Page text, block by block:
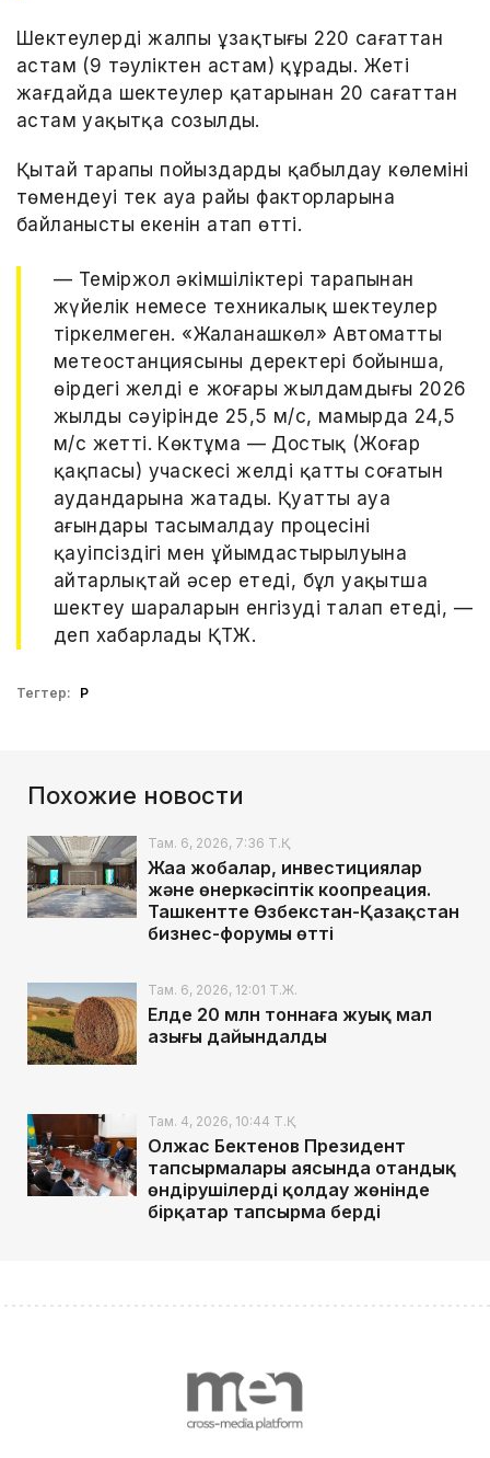
Шектеулердің жалпы ұзақтығы 220 сағаттан
астам (9 тәуліктен астам) құрады. Жеті
жағдайда шектеулер қатарынан 20 сағаттан
астам уақытқа созылды.
Қытай тарапы пойыздарды қабылдау көлемінің
төмендеуі тек ауа райы факторларына
байланысты екенін атап өтті.
— Теміржол әкімшіліктері тарапынан
жүйелік немесе техникалық шектеулер
тіркелмеген. «Жаланашкөл» Автоматты
метеостанциясының деректері бойынша,
өңірдегі желдің ең жоғары жылдамдығы 2026
жылдың сәуірінде 25,5 м/с, мамырда 24,5
м/с жетті. Көктұма — Достық (Жоңғар
қақпасы) учаскесі желдің қатты соғатын
аудандарына жатады. Қуатты ауа
ағындары тасымалдау процесінің
қауіпсіздігі мен ұйымдастырылуына
айтарлықтай әсер етеді, бұл уақытша
шектеу шараларын енгізуді талап етеді, —
деп хабарлады ҚТЖ.
Тегтер: ҚР
Похожие новости
Там. 6, 2026, 7:36 Т.Қ.
Жаңа жобалар, инвестициялар
және өнеркәсіптік коопреация.
Ташкентте Өзбекстан-Қазақстан
бизнес-форумы өтті
Там. 6, 2026, 12:01 Т.Ж.
Елде 20 млн тоннаға жуық мал
азығы дайындалды
Там. 4, 2026, 10:44 Т.Қ.
Олжас Бектенов Президент
тапсырмалары аясында отандық
өндірушілерді қолдау жөнінде
бірқатар тапсырма берді